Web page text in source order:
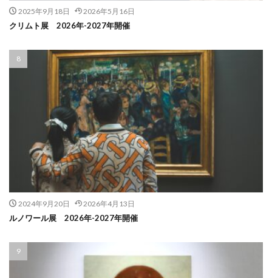
2025年9月18日 2026年5月16日
クリムト展 2026年-2027年開催
2024年9月20日 2026年4月13日
ルノワール展 2026年-2027年開催